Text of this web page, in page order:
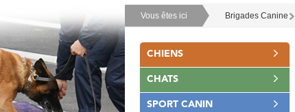
Vous êtes ici Brigades Canine
CHIENS
CHATS
SPORT CANIN